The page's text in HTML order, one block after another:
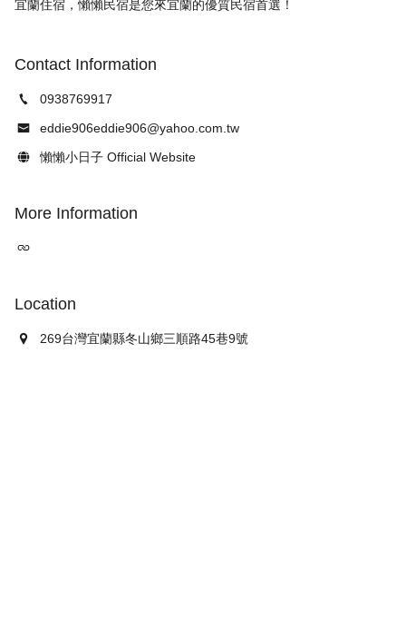
Contact Information
0938769917
eddie906eddie906@yahoo.com.tw
懶懶小日子 Official Website
More Information
Location
269台灣宜蘭縣冬山鄉三順路45巷9號